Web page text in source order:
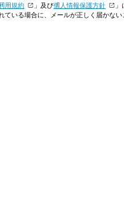
用規約 」及び「個人情報保護方針
ている場合に、メールが正しく届かない